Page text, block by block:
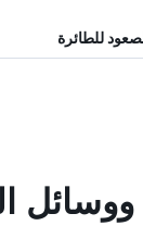
للطائرة